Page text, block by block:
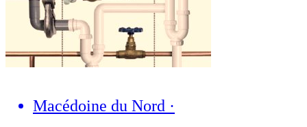
Macédoine du Nord ·